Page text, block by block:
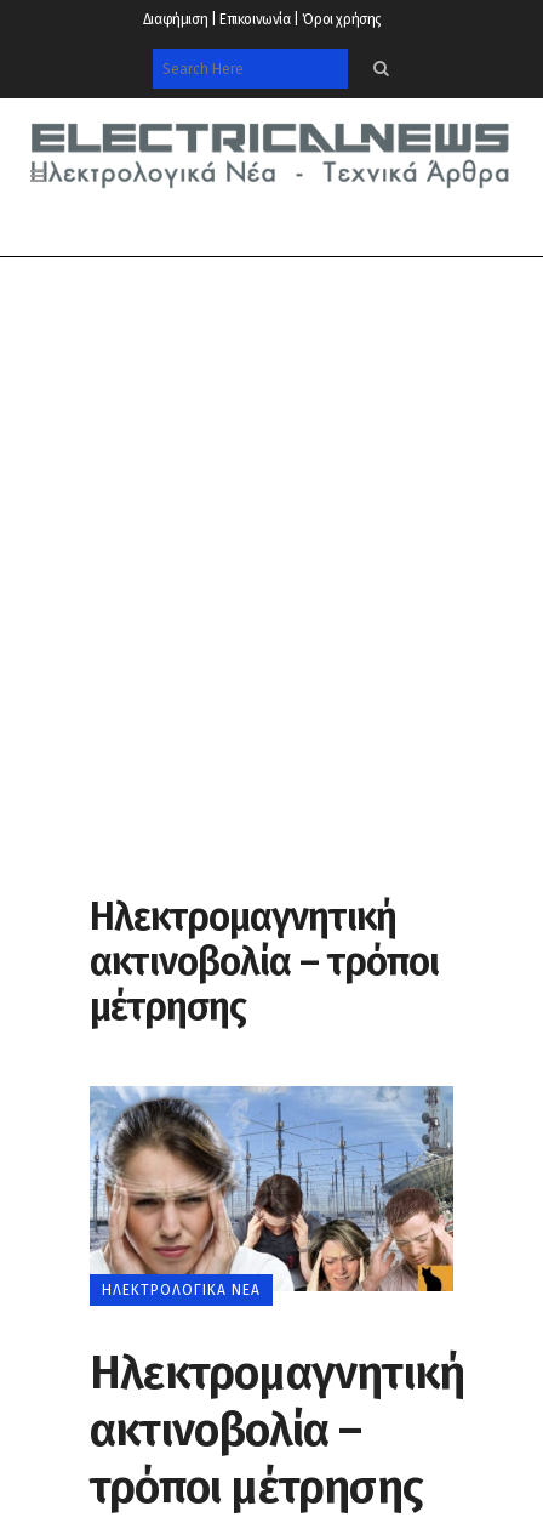
Διαφήμιση | Επικοινωνία | Όροι χρήσης
Ηλεκτρομαγνητική
ακτινοβολία – τρόποι
μέτρησης
ΗΛΕΚΤΡΟΛΟΓΙΚΆ ΝΈΑ
Ηλεκτρομαγνητική
ακτινοβολία –
τρόποι μέτρησης